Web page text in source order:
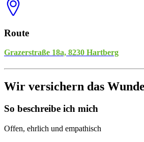
Route
Grazerstraße 18a, 8230 Hartberg
Wir versichern das
So beschreibe ich mich
Offen, ehrlich und empathisch